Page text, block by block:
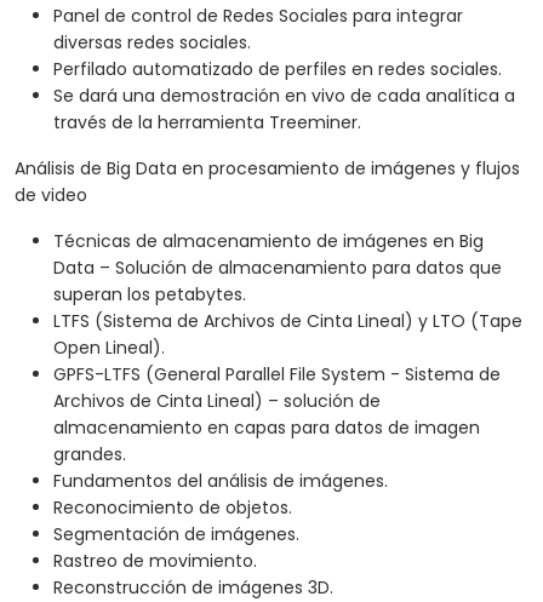
Panel de control de Redes Sociales para integrar
diversas redes sociales.
Perfilado automatizado de perfiles en redes sociales.
Se dará una demostración en vivo de cada analítica a
través de la herramienta Treeminer.
Análisis de Big Data en procesamiento de imágenes y flujos
de video
Técnicas de almacenamiento de imágenes en Big
Data – Solución de almacenamiento para datos que
superan los petabytes.
LTFS (Sistema de Archivos de Cinta Lineal) y LTO (Tape
Open Lineal).
GPFS-LTFS (General Parallel File System - Sistema de
Archivos de Cinta Lineal) – solución de
almacenamiento en capas para datos de imagen
grandes.
Fundamentos del análisis de imágenes.
Reconocimiento de objetos.
Segmentación de imágenes.
Rastreo de movimiento.
Reconstrucción de imágenes 3D.